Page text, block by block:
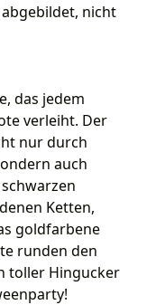
nicht
das jedem
verleiht. Der
nur durch
auch
Ketten,
goldfarbene
runden den
toller Hingucker